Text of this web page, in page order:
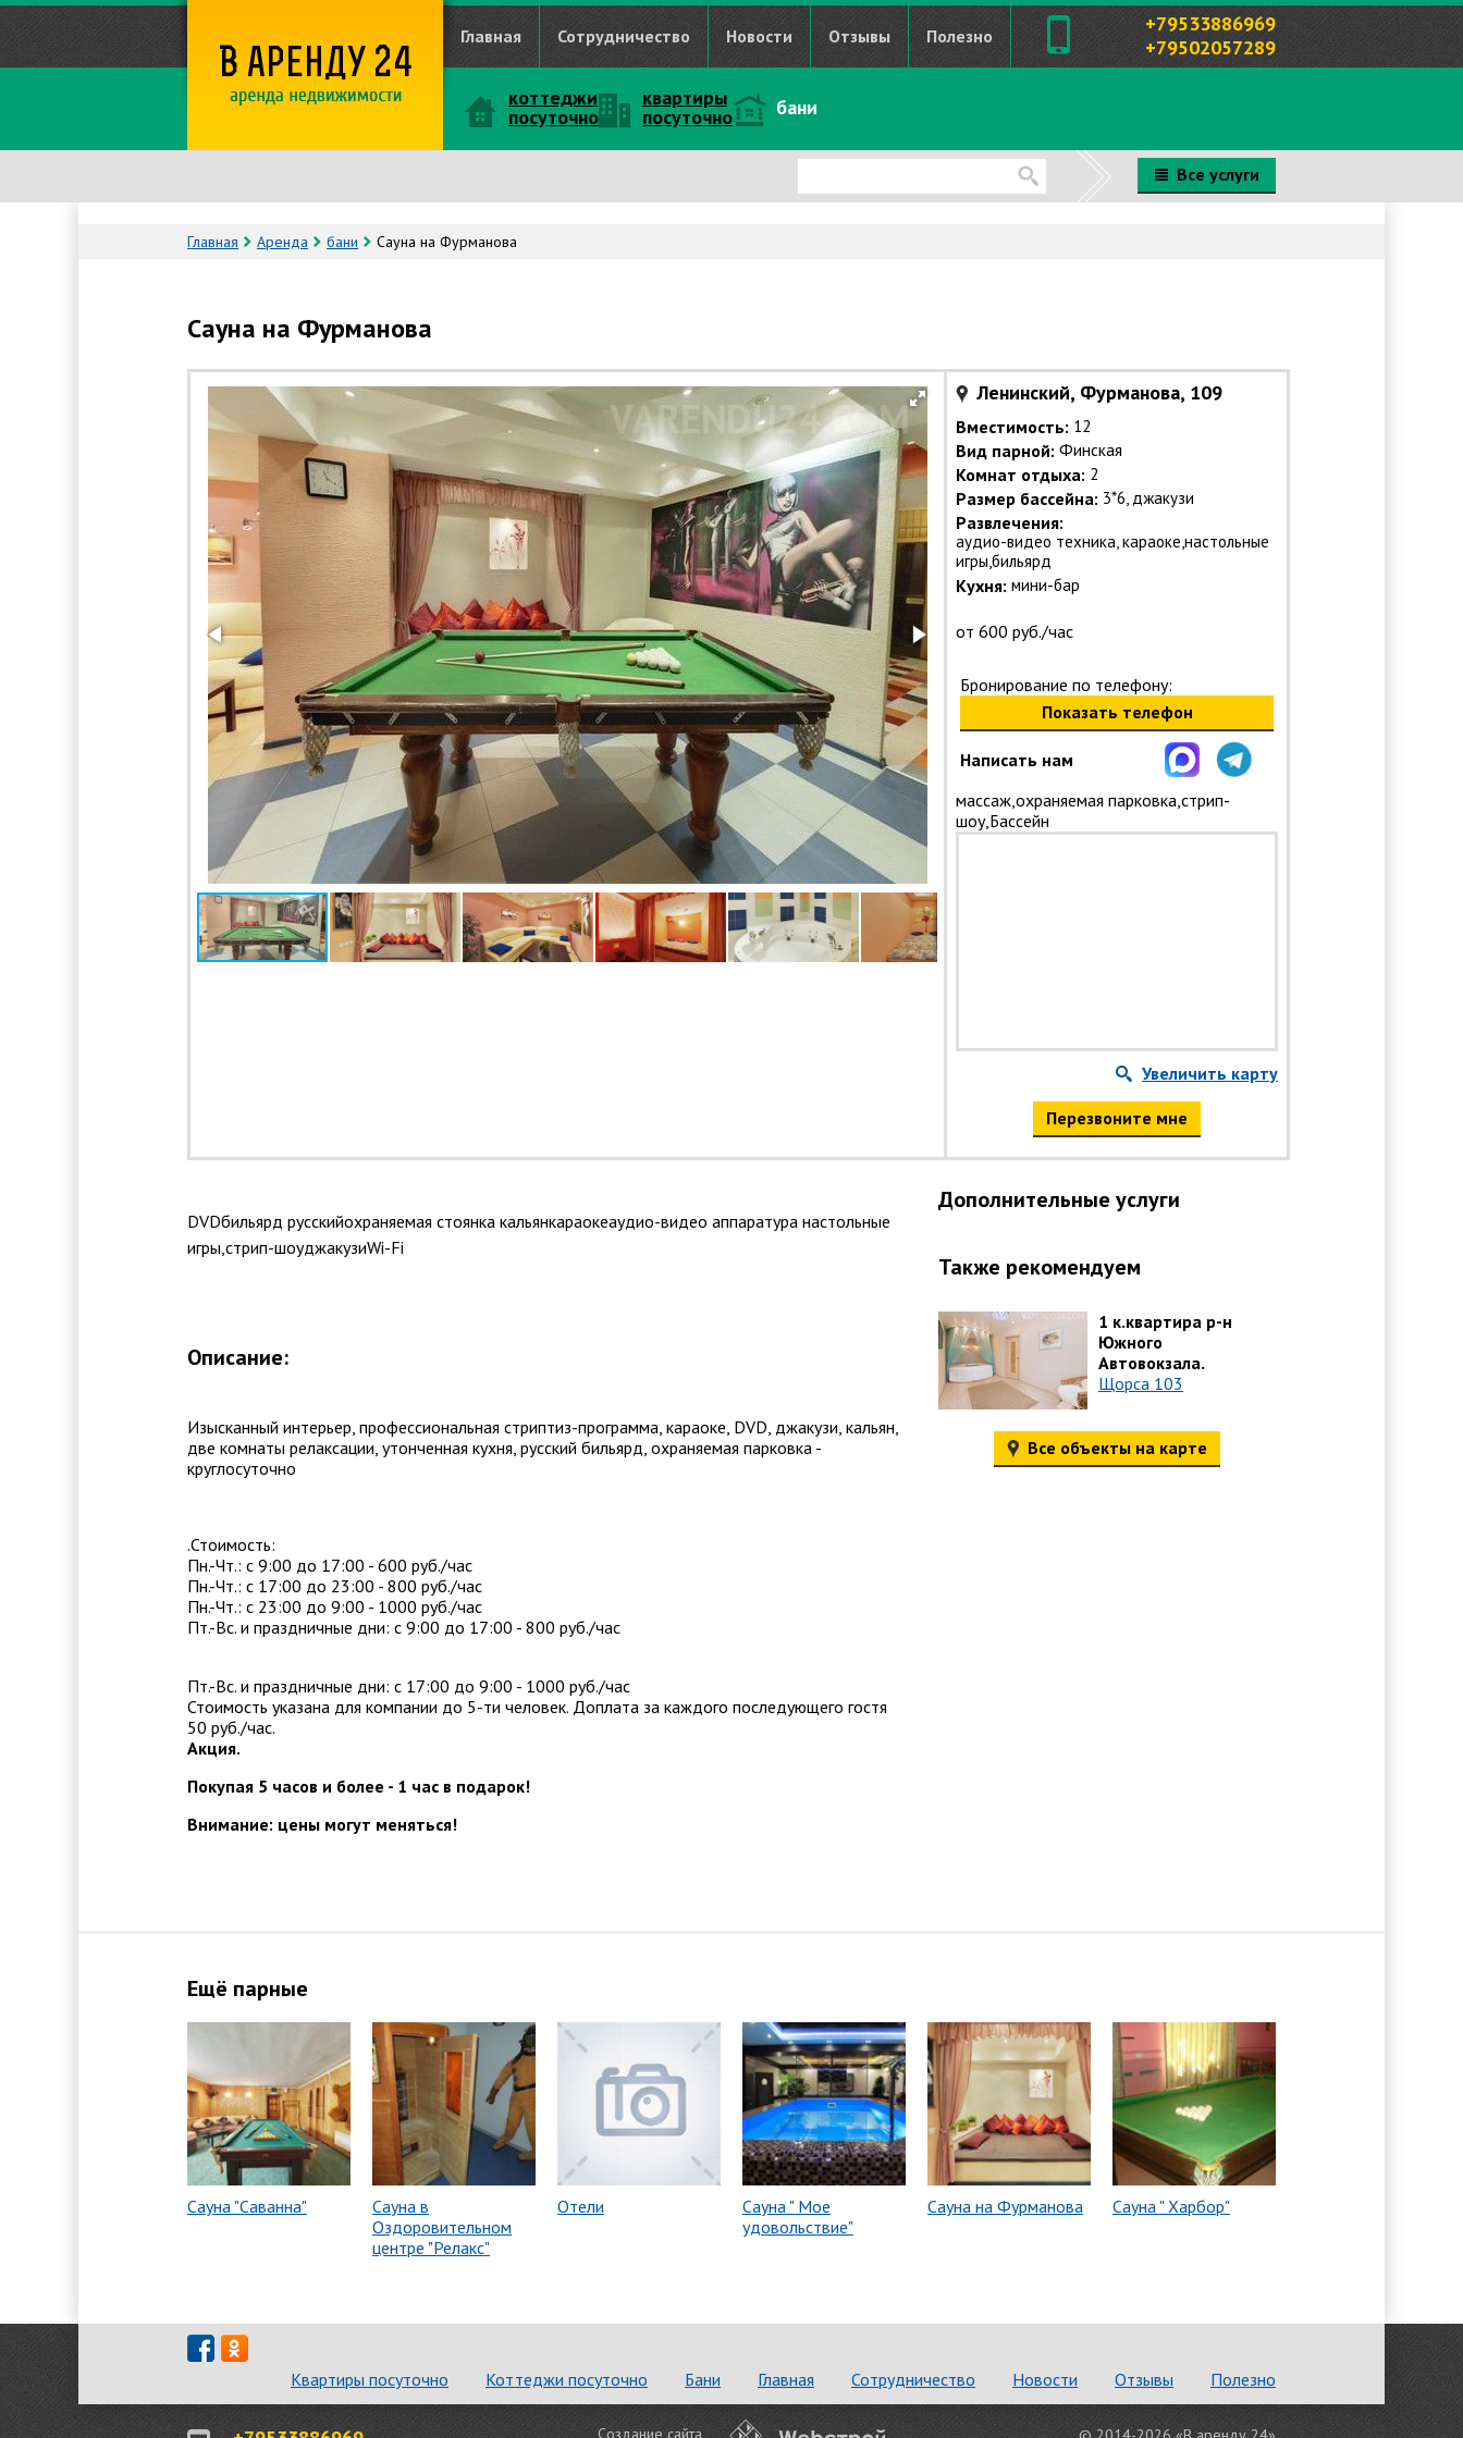
Главная Сотрудничество Новости Отзывы Полезно
+79533886969
+79502057289
коттеджи
посуточно
квартиры
посуточно бани
Все услуги
Главная Аренда бани Сауна на Фурманова
Сауна на Фурманова
Ленинский, Фурманова, 109
Вместимость: 12
Вид парной: Финская
Комнат отдыха: 2
Размер бассейна: 3*6, джакузи
Развлечения:
аудио-видео техника, караоке,настольные
игры,бильярд
Кухня: мини-бар
от 600 руб./час
Бронирование по телефону:
Показать телефон
Написать нам
массаж,охраняемая парковка,стрип-
шоу,Бассейн
Увеличить карту
Перезвоните мне
DVDбильярд русскийохраняемая стоянка кальянкараокеаудио-видео аппаратура настольные
игры,стрип-шоуджакузиWi-Fi
Описание:
Изысканный интерьер, профессиональная стриптиз-программа, караоке, DVD, джакузи, кальян,
две комнаты релаксации, утонченная кухня, русский бильярд, охраняемая парковка -
круглосуточно
.Стоимость:
Пн.-Чт.: с 9:00 до 17:00 - 600 руб./час
Пн.-Чт.: с 17:00 до 23:00 - 800 руб./час
Пн.-Чт.: с 23:00 до 9:00 - 1000 руб./час
Пт.-Вс. и праздничные дни: с 9:00 до 17:00 - 800 руб./час
Пт.-Вс. и праздничные дни: с 17:00 до 9:00 - 1000 руб./час
Стоимость указана для компании до 5-ти человек. Доплата за каждого последующего гостя
50 руб./час.
Акция.
Покупая 5 часов и более - 1 час в подарок!
Внимание: цены могут меняться!
Дополнительные услуги
Также рекомендуем
1 к.квартира р-н
Южного
Автовокзала.
Щорса 103
Все объекты на карте
Ещё парные
Сауна "Саванна"
Сауна в
Оздоровительном
центре "Релакс"
Отели
Сауна " Мое
удовольствие"
Сауна на Фурманова Сауна " Харбор"
Квартиры посуточно Коттеджи посуточно Бани Главная Сотрудничество Новости Отзывы Полезно
Создание сайта